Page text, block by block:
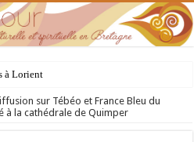
père de la Bretagne chrétienne
sur Tébéo et France Bleu du
à la cathédrale de Quimper